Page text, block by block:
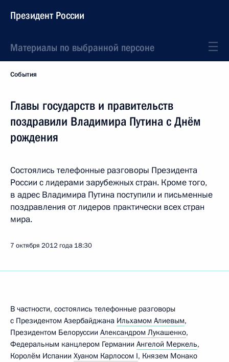
Президент России
Материалы по выбранной персоне
События
Главы государств и правительств
поздравили Владимира Путина с Днём
рождения
Состоялись телефонные разговоры Президента
России с лидерами зарубежных стран. Кроме того,
в адрес Владимира Путина поступили и письменные
поздравления от лидеров практически всех стран
мира.
7 октября 2012 года 18:30
В частности, состоялись телефонные разговоры
с Президентом Азербайджана Ильхамом Алиевым,
Президентом Белоруссии Александром Лукашенко,
Федеральным канцлером Германии Ангелой Меркель,
Королём Испании Хуаном Карлосом I, Князем Монако